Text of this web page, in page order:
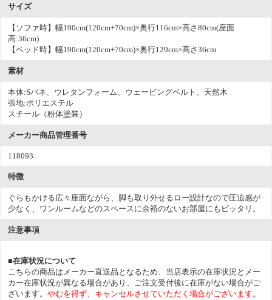
サイズ
【ソファ時】幅190cm(120cm+70cm)×奥行116cm×高さ80cm(座面
高:36cm)
【ベッド時】幅190cm(120cm+70cm)×奥行129cm×高さ36cm
素材
本体:Sバネ、ウレタンフォーム、ウェービングベルト、天然木
張地:ポリエステル
スチール（粉体塗装）
メーカー商品管理番号
118093
特徴
ぐらもかける広々座面ながら、脚も取り外せるロー設計なので圧迫感が
少なく、ワンルームなどのスペースに余裕のないお部屋にもピッタリ。
注意事項
■在庫状況について
こちらの商品はメーカー直送品となるため、当店表示の在庫状況とメー
カー在庫状況が異なる場合があり、ご注文受付後に在庫がない場合がご
ざいます。 やむを得ず、キャンセルさせていただく場合がございます。